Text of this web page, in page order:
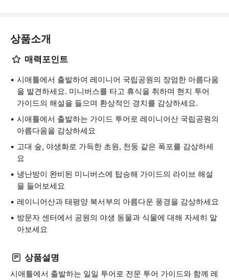
상품소개
매력포인트
시애틀에서 출발하여 레이니어 국립공원의 장엄한 아름다움
을 발견하세요. 미니버스를 타고 휴식을 취하며 현지 투어
가이드의 해설을 들으며 환상적인 경치를 감상하세요.
시애틀에서 출발하는 가이드 투어로 레이니어산 국립공원의
아름다움을 감상하세요
고대 숲, 야생화로 가득한 초원, 천둥 같은 폭포를 감상하세
요
냉난방이 완비된 미니버스에 탑승해 가이드의 라이브 해설
을 들어보세요
레이니어산과 태평양 북서부의 아름다운 풍경을 감상하세요
방문자 센터에서 공원의 야생 동물과 식물에 대해 자세히 알
아보세요
상품설명
시애틀에서 출발하는 일일 투어로 전문 투어 가이드와 함께 레